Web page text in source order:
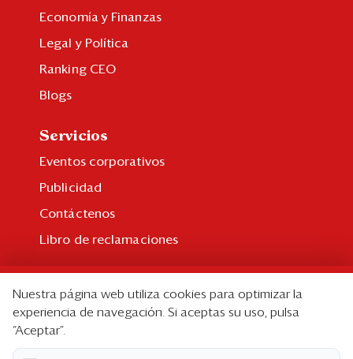
Economía y Finanzas
Legal y Política
Ranking CEO
Blogs
Servicios
Eventos corporativos
Publicidad
Contáctenos
Libro de reclamaciones
Suscripción individual
Paquetes corporativos
Nuestra página web utiliza cookies para optimizar la
experiencia de navegación. Si aceptas su uso, pulsa
“Aceptar”.